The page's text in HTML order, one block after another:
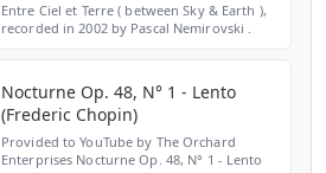
Entre Ciel et Terre ( between Sky & Earth ),
recorded in 2002 by Pascal Nemirovski .
Nocturne Op. 48, N° 1 - Lento
(Frederic Chopin)
Provided to YouTube by The Orchard
Enterprises Nocturne Op. 48, N° 1 - Lento